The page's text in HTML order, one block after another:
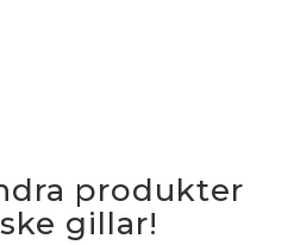
produkter
gillar!